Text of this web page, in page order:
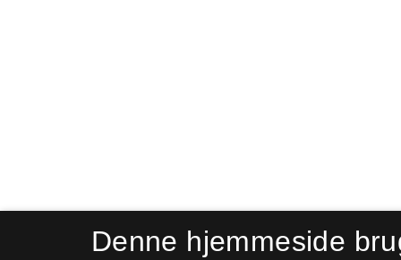
Denne hjemmeside